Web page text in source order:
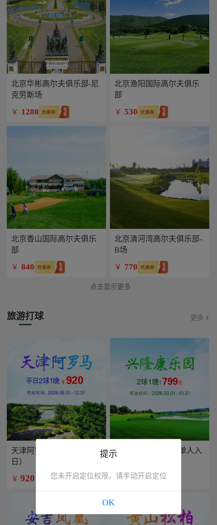
北京华彬高尔夫俱乐部-尼
克劳斯场
￥ 1280
北京渔阳国际高尔夫俱乐
部
￥ 530
北京香山国际高尔夫俱乐
部
￥ 840
北京清河湾高尔夫俱乐部-
B场
￥ 770
点击显示更多
旅游打球 更多
天津阿罗马2球1晚（平
日）
￥ 920
兴隆康乐园2球1晚(单人入
￥799 /人
提示
您未开启定位权限，请手动开启定位
OK